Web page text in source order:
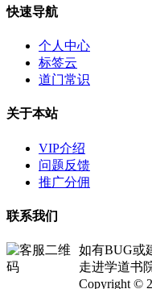
快速导航
个人中心
标签云
道门常识
关于本站
VIP介绍
问题反馈
推广分佣
联系我们
如有BUG或
走进学道书
Copyright ©